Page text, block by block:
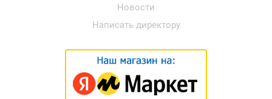
Новости
Написать директору